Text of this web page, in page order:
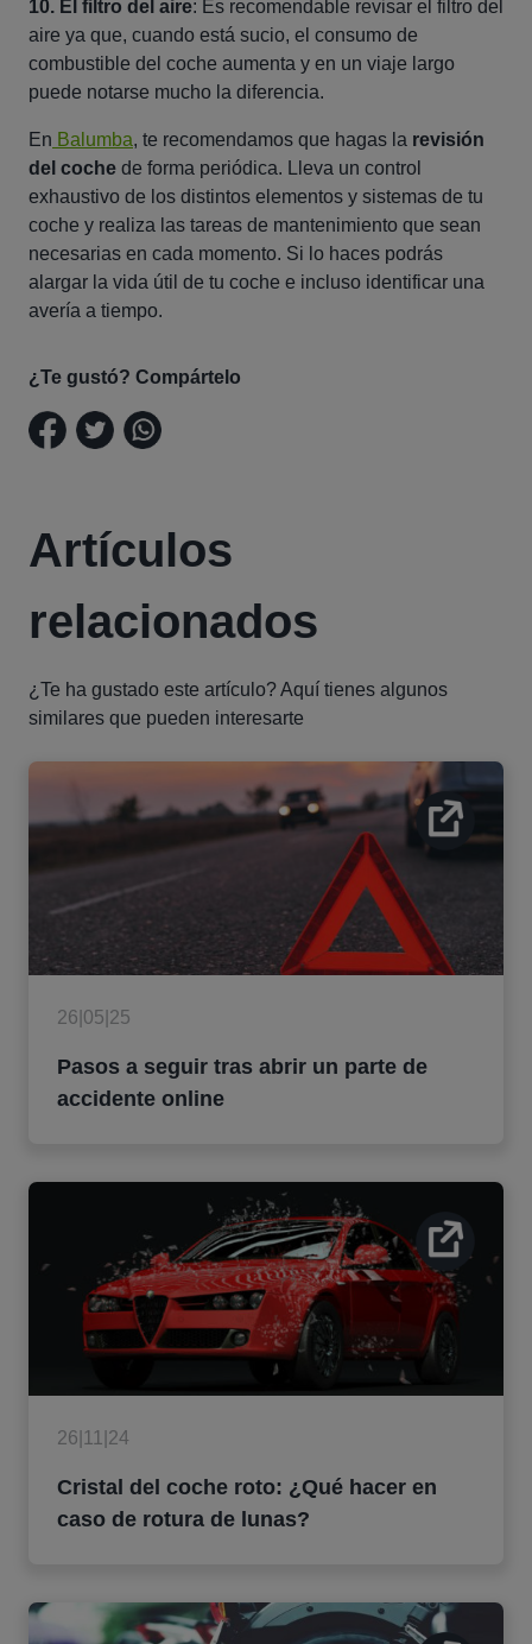
10. El filtro del aire: Es recomendable revisar el filtro del
aire ya que, cuando está sucio, el consumo de
combustible del coche aumenta y en un viaje largo
puede notarse mucho la diferencia.
En Balumba, te recomendamos que hagas la revisión
del coche de forma periódica. Lleva un control
exhaustivo de los distintos elementos y sistemas de tu
coche y realiza las tareas de mantenimiento que sean
necesarias en cada momento. Si lo haces podrás
alargar la vida útil de tu coche e incluso identificar una
avería a tiempo.
¿Te gustó? Compártelo
Artículos
relacionados
¿Te ha gustado este artículo? Aquí tienes algunos
similares que pueden interesarte
26|05|25
Pasos a seguir tras abrir un parte de
accidente online
26|11|24
Cristal del coche roto: ¿Qué hacer en
caso de rotura de lunas?